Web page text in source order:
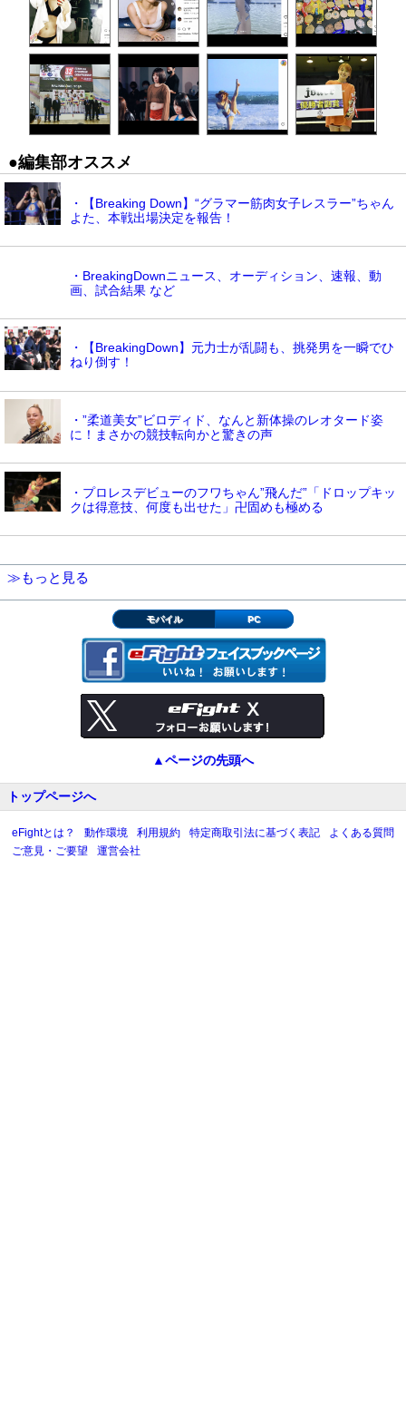
●編集部オススメ
・【Breaking Down】“グラマー筋肉女子レスラー”ちゃん
よた、本戦出場決定を報告！
・BreakingDownニュース、オーディション、速報、動
画、試合結果 など
・【BreakingDown】元力士が乱闘も、挑発男を一瞬でひ
ねり倒す！
・”柔道美女”ビロディド、なんと新体操のレオタード姿
に！まさかの競技転向かと驚きの声
・プロレスデビューのフワちゃん”飛んだ”「ドロップキッ
クは得意技、何度も出せた」卍固めも極める
≫もっと見る
モバイル PC
▲ページの先頭へ
トップページへ
eFightとは？ 動作環境 利用規約 特定商取引法に基づく表記
よくある質問
ご意見・ご要望
運営会社